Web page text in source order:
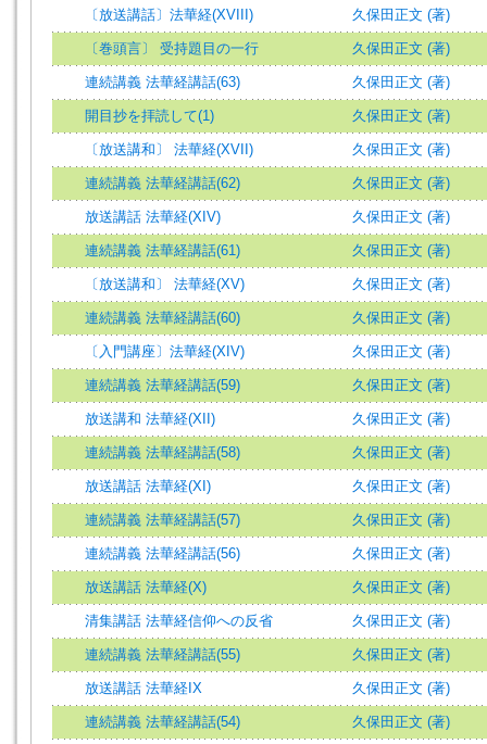
〔放送講話〕法華経(XVIII) 久保田正文 (著)
〔巻頭言〕 受持題目の一行 久保田正文 (著)
連続講義 法華経講話(63) 久保田正文 (著)
開目抄を拝読して(1) 久保田正文 (著)
〔放送講和〕 法華経(XVII) 久保田正文 (著)
連続講義 法華経講話(62) 久保田正文 (著)
放送講話 法華経(XIV) 久保田正文 (著)
連続講義 法華経講話(61) 久保田正文 (著)
〔放送講和〕 法華経(XV) 久保田正文 (著)
連続講義 法華経講話(60) 久保田正文 (著)
〔入門講座〕法華経(XIV) 久保田正文 (著)
連続講義 法華経講話(59) 久保田正文 (著)
放送講和 法華経(XII) 久保田正文 (著)
連続講義 法華経講話(58) 久保田正文 (著)
放送講話 法華経(XI) 久保田正文 (著)
連続講義 法華経講話(57) 久保田正文 (著)
連続講義 法華経講話(56) 久保田正文 (著)
放送講話 法華経(X) 久保田正文 (著)
清集講話 法華経信仰への反省 久保田正文 (著)
連続講義 法華経講話(55) 久保田正文 (著)
放送講話 法華経IX 久保田正文 (著)
連続講義 法華経講話(54) 久保田正文 (著)